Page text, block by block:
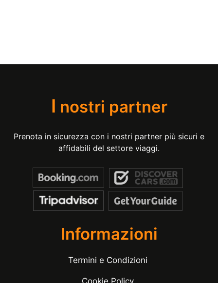
I nostri partner
Prenota in sicurezza con i nostri partner più sicuri e
affidabili del settore viaggi.
Informazioni
Termini e Condizioni